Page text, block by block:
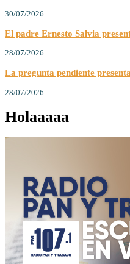
30/07/2026
El padre Ernesto Salvia
28/07/2026
La pregunta pendiente
28/07/2026
Holaaaaa